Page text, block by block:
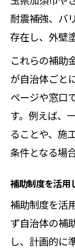
耐震補強、バ
存在し、外壁
これらの補助
が自治体ごと
ページや窓口
す。例えば、
ることや、施
条件となる場
補助制度を活用
補助制度を活
ず自治体の補
し、計画的に